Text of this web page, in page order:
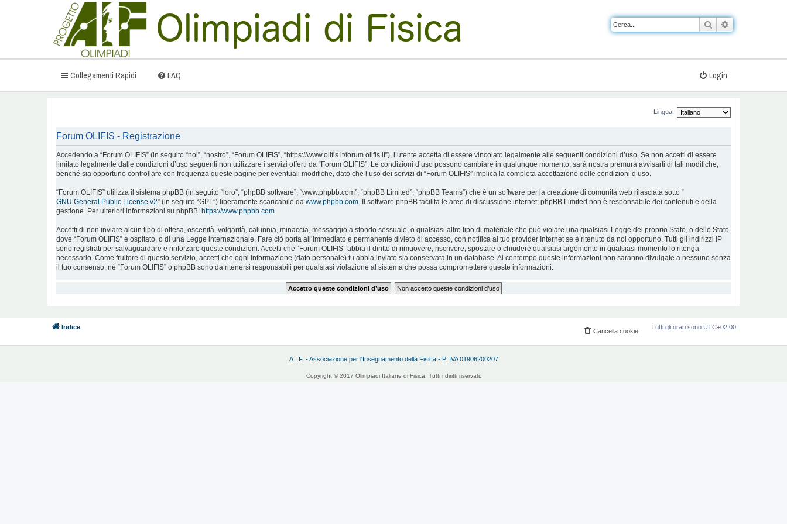
Cerca
Collegamenti Rapidi FAQ Login
Lingua:
Forum OLIFIS - Registrazione
Accedendo a “Forum OLIFIS” (in seguito “noi”, “nostro”, “Forum OLIFIS”, “https://www.olifis.it/forum.olifis.it”), l’utente accetta di essere vincolato legalmente alle seguenti condizioni d’uso. Se non accetti di essere
limitato legalmente dalle condizioni d’uso seguenti non utilizzare i servizi offerti da “Forum OLIFIS”. Le condizioni d’uso possono cambiare in qualunque momento, sarà nostra premura avvisarti di tali modifiche,
benché sia opportuno controllare con frequenza queste pagine per eventuali modifiche, dato che l’uso dei servizi di “Forum OLIFIS” implica la completa accettazione delle condizioni d’uso.
“Forum OLIFIS” utilizza il sistema phpBB (in seguito “loro”, “phpBB software”, “www.phpbb.com”, “phpBB Limited”, “phpBB Teams”) che è un software per la creazione di comunità web rilasciata sotto “
GNU General Public License v2” (in seguito “GPL”) liberamente scaricabile da www.phpbb.com . Il software phpBB facilita le aree di discussione internet; phpBB Limited non è responsabile dei contenuti e della
gestione. Per ulteriori informazioni su phpBB: https://www.phpbb.com
Accetti di non inviare alcun tipo di offesa, oscenità, volgarità, calunnia, minaccia, messaggio a sfondo sessuale, o qualsiasi altro tipo di materiale che può violare una qualsiasi Legge del proprio Stato, o dello Stato
dove “Forum OLIFIS” è ospitato, o di una Legge internazionale. Fare ciò porta all’immediato e permanente divieto di accesso, con notifica al tuo provider Internet se è ritenuto da noi opportuno. Tutti gli indirizzi IP
sono registrati per salvaguardare e rinforzare queste condizioni. Accetti che “Forum OLIFIS” abbia il diritto di rimuovere, riscrivere, spostare o chiudere qualsiasi argomento in qualsiasi momento lo ritenga
necessario. Come fruitore di questo servizio, accetti che ogni informazione (dato personale) tu abbia inviato sia conservata in un database. Al contempo queste informazioni non saranno divulgate a nessuno senza
il tuo consenso, né “Forum OLIFIS” o phpBB sono da ritenersi responsabili per qualsiasi violazione al sistema che possa compromettere queste informazioni.
Indice Tutti gli orari sono UTC+02:00
Cancella cookie
A.I.F. - Associazione per l'Insegnamento della Fisica - P. IVA 01906200207
Copyright © 2017 Olimpiadi Italiane di Fisica. Tutti i diritti riservati.